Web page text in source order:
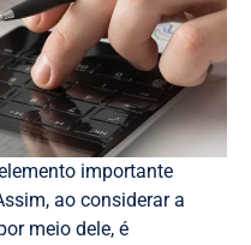
importante
ao considerar a
meio dele, é